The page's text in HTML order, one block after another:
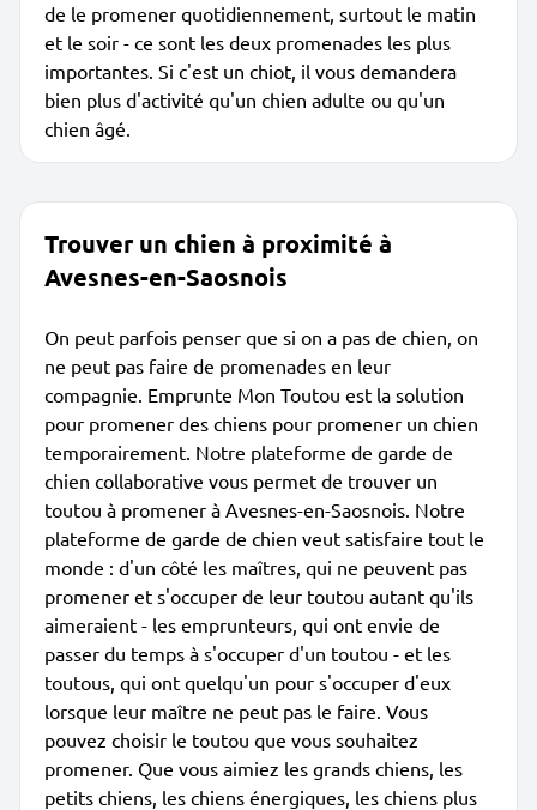
de le promener quotidiennement, surtout le matin
et le soir - ce sont les deux promenades les plus
importantes. Si c'est un chiot, il vous demandera
bien plus d'activité qu'un chien adulte ou qu'un
chien âgé.
Trouver un chien à proximité à
Avesnes-en-Saosnois
On peut parfois penser que si on a pas de chien, on
ne peut pas faire de promenades en leur
compagnie. Emprunte Mon Toutou est la solution
pour promener des chiens pour promener un chien
temporairement. Notre plateforme de garde de
chien collaborative vous permet de trouver un
toutou à promener à Avesnes-en-Saosnois. Notre
plateforme de garde de chien veut satisfaire tout le
monde : d'un côté les maîtres, qui ne peuvent pas
promener et s'occuper de leur toutou autant qu'ils
aimeraient - les emprunteurs, qui ont envie de
passer du temps à s'occuper d'un toutou - et les
toutous, qui ont quelqu'un pour s'occuper d'eux
lorsque leur maître ne peut pas le faire. Vous
pouvez choisir le toutou que vous souhaitez
promener. Que vous aimiez les grands chiens, les
petits chiens, les chiens énergiques, les chiens plus